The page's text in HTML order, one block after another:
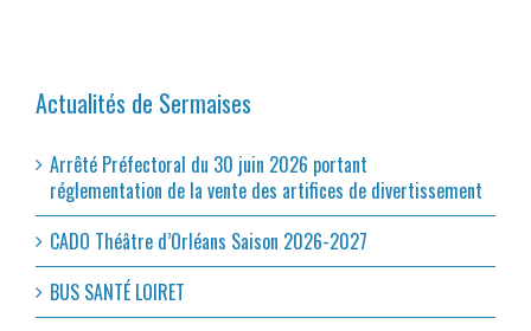
Actualités de Sermaises
Arrêté Préfectoral du 30 juin 2026 portant
réglementation de la vente des artifices de divertissement
CADO Théâtre d’Orléans Saison 2026-2027
BUS SANTÉ LOIRET